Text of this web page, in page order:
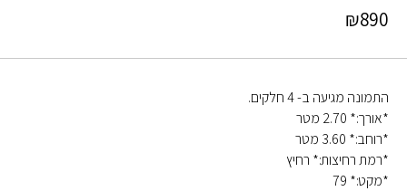
₪890
התמונה מגיעה ב- 4 חלקים.
*אורך:* 2.70 מטר
*רוחב:* 3.60 מטר
*רמת רחיצות:* רחיץ
*מקט:* 79